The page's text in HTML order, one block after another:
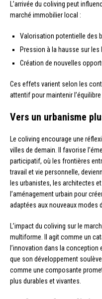
L’arrivée du coliving peut
marché immobilier local :
Valorisation potentielle des
Pression à la hausse sur
Création de nouvelles
Ces effets varient selon les
attentif pour maintenir
Vers un urbanisme
Le coliving encourage une
villes de demain. Il favorise
participatif, où les frontières
travail et vie personnelle,
les urbanistes, les architectes
l’aménagement urbain pour
adaptées aux nouveaux modes
L’impact du coliving sur le
multiforme. Il agit comme un
l’innovation dans la
que son développement
comme une composante
plus durables et vivantes.